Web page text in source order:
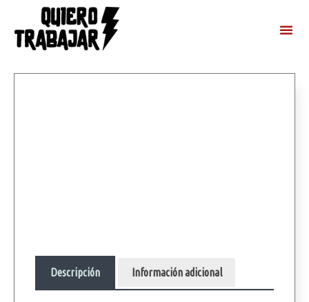
Descripción Información adicional